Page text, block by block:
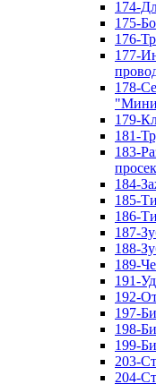
174-
175-
176-
177-
178-
179-
181-
183-
184-
185-
186-
187-
188-
189-
191-
192-
197-
198-
199-
203-
204-